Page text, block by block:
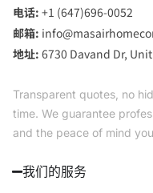
电话: +1 (647)696-0052
邮箱:
地址: 6730 Davand Dr,
Transparent quotes, no
time. We guarantee
and the peace of mind
我们的服务